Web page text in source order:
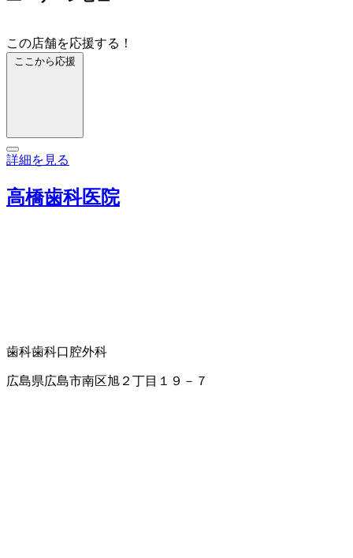
この店舗を応援する！
ここから応援
詳細を見る
高橋歯科医院
歯科歯科口腔外科
広島県広島市南区旭２丁目１９－７